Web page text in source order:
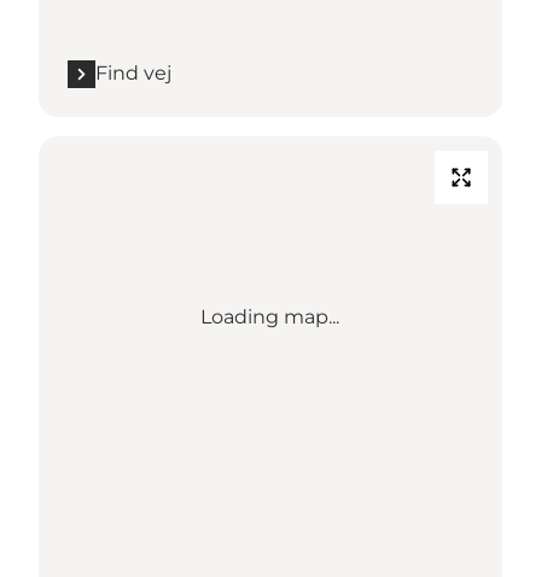
Find vej
Loading map...